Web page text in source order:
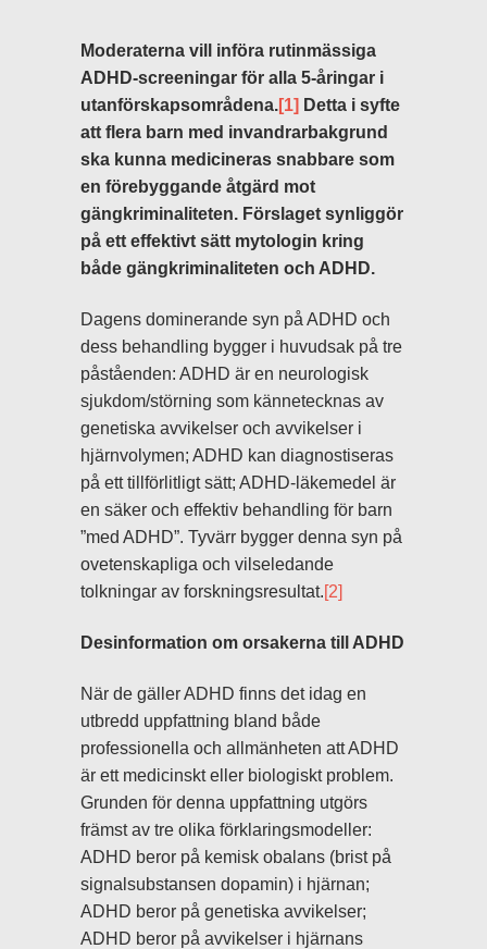
Moderaterna vill införa rutinmässiga
ADHD-screeningar för alla 5-åringar i
utanförskapsområdena.[1] Detta i syfte
att flera barn med invandrarbakgrund
ska kunna medicineras snabbare som
en förebyggande åtgärd mot
gängkriminaliteten. Förslaget synliggör
på ett effektivt sätt mytologin kring
både gängkriminaliteten och ADHD.
Dagens dominerande syn på ADHD och
dess behandling bygger i huvudsak på tre
påståenden: ADHD är en neurologisk
sjukdom/störning som kännetecknas av
genetiska avvikelser och avvikelser i
hjärnvolymen; ADHD kan diagnostiseras
på ett tillförlitligt sätt; ADHD-läkemedel är
en säker och effektiv behandling för barn
”med ADHD”. Tyvärr bygger denna syn på
ovetenskapliga och vilseledande
tolkningar av forskningsresultat.[2]
Desinformation om orsakerna till ADHD
När de gäller ADHD finns det idag en
utbredd uppfattning bland både
professionella och allmänheten att ADHD
är ett medicinskt eller biologiskt problem.
Grunden för denna uppfattning utgörs
främst av tre olika förklaringsmodeller:
ADHD beror på kemisk obalans (brist på
signalsubstansen dopamin) i hjärnan;
ADHD beror på genetiska avvikelser;
ADHD beror på avvikelser i hjärnans